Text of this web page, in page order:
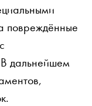
повреждённые
дальнейшем